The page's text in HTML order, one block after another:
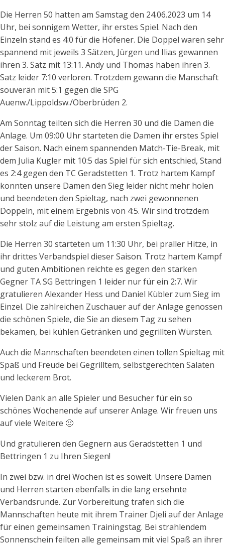
Die Herren 50 hatten am Samstag den 24.06.2023 um 14
Uhr, bei sonnigem Wetter, ihr erstes Spiel. Nach den
Einzeln stand es 4:0 für die Höfener. Die Doppel waren sehr
spannend mit jeweils 3 Sätzen, Jürgen und Ilias gewannen
ihren 3. Satz mit 13:11. Andy und Thomas haben ihren 3.
Satz leider 7:10 verloren. Trotzdem gewann die Manschaft
souverän mit 5:1 gegen die SPG
Auenw./Lippoldsw./Oberbrüden 2.
Am Sonntag teilten sich die Herren 30 und die Damen die
Anlage. Um 09:00 Uhr starteten die Damen ihr erstes Spiel
der Saison. Nach einem spannenden Match-Tie-Break, mit
dem Julia Kugler mit 10:5 das Spiel für sich entschied, Stand
es 2:4 gegen den TC Geradstetten 1. Trotz hartem Kampf
konnten unsere Damen den Sieg leider nicht mehr holen
und beendeten den Spieltag, nach zwei gewonnenen
Doppeln, mit einem Ergebnis von 4:5. Wir sind trotzdem
sehr stolz auf die Leistung am ersten Spieltag.
Die Herren 30 starteten um 11:30 Uhr, bei praller Hitze, in
ihr drittes Verbandspiel dieser Saison. Trotz hartem Kampf
und guten Ambitionen reichte es gegen den starken
Gegner TA SG Bettringen 1 leider nur für ein 2:7. Wir
gratulieren Alexander Hess und Daniel Kübler zum Sieg im
Einzel. Die zahlreichen Zuschauer auf der Anlage genossen
die schönen Spiele, die Sie an diesem Tag zu sehen
bekamen, bei kühlen Getränken und gegrillten Würsten.
Auch die Mannschaften beendeten einen tollen Spieltag mit
Spaß und Freude bei Gegrilltem, selbstgerechten Salaten
und leckerem Brot.
Vielen Dank an alle Spieler und Besucher für ein so
schönes Wochenende auf unserer Anlage. Wir freuen uns
auf viele Weitere 🙂
Und gratulieren den Gegnern aus Geradstetten 1 und
Bettringen 1 zu Ihren Siegen!
In zwei bzw. in drei Wochen ist es soweit. Unsere Damen
und Herren starten ebenfalls in die lang ersehnte
Verbandsrunde. Zur Vorbereitung trafen sich die
Mannschaften heute mit ihrem Trainer Djeli auf der Anlage
für einen gemeinsamen Trainingstag. Bei strahlendem
Sonnenschein feilten alle gemeinsam mit viel Spaß an ihrer